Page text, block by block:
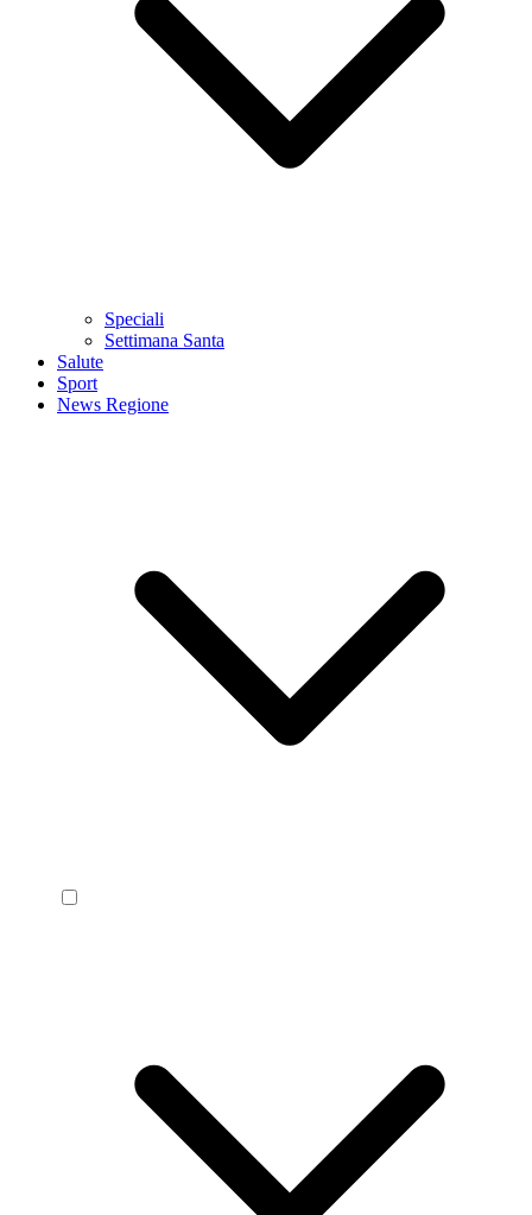
Speciali
Settimana Santa
Salute
Sport
News Regione